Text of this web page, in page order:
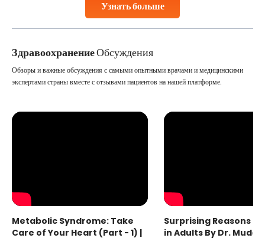
Узнать больше
ЗдравоохранениеОбсуждения
Обзоры и важные обсуждения с самыми опытными врачами и медицинскими
экспертами страны вместе с отзывами пациентов на нашей платформе.
Metabolic Syndrome: Take
Care of Your Heart (Part - 1) |
Surprising Reasons
in Adults By Dr.